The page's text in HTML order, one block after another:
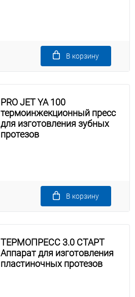
В корзину
PRO JET YA 100
термоинжекционный пресс
для изготовления зубных
протезов
В корзину
ТЕРМОПРЕСС 3.0 СТАРТ
Аппарат для изготовления
пластиночных протезов